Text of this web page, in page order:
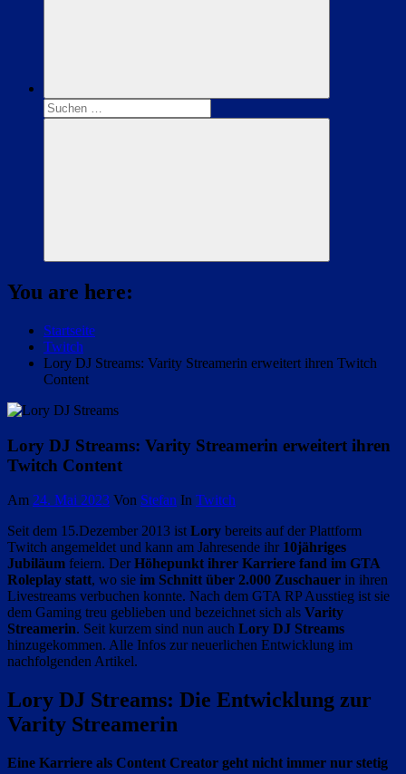
Suchen
nach:
Suchen
You are here:
Startseite
Twitch
Lory DJ Streams: Varity Streamerin erweitert ihren Twitch
Content
Lory DJ Streams: Varity Streamerin erweitert ihren
Twitch Content
Am 24. Mai 2023 Von Stefan In Twitch
Seit dem 15.Dezember 2013 ist Lory bereits auf der Plattform
Twitch angemeldet und kann am Jahresende ihr 10jähriges
Jubiläum feiern. Der Höhepunkt ihrer Karriere fand im GTA
Roleplay statt, wo sie im Schnitt über 2.000 Zuschauer in ihren
Livestreams verbuchen konnte. Nach dem GTA RP Ausstieg ist sie
dem Gaming treu geblieben und bezeichnet sich als Varity
Streamerin. Seit kurzem sind nun auch Lory DJ Streams
hinzugekommen. Alle Infos zur neuerlichen Entwicklung im
nachfolgenden Artikel.
Lory DJ Streams: Die Entwicklung zur
Varity Streamerin
Eine Karriere als Content Creator geht nicht immer nur stetig